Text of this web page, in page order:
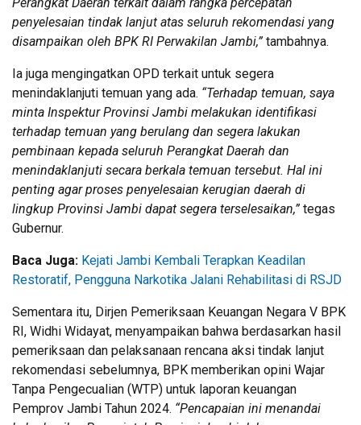
penyelesaian tindak lanjut atas seluruh rekomendasi yang
disampaikan oleh BPK RI Perwakilan Jambi,” tambahnya.
Ia juga mengingatkan OPD terkait untuk segera
menindaklanjuti temuan yang ada. “Terhadap temuan, saya
minta Inspektur Provinsi Jambi melakukan identifikasi
terhadap temuan yang berulang dan segera lakukan
pembinaan kepada seluruh Perangkat Daerah dan
menindaklanjuti secara berkala temuan tersebut. Hal ini
penting agar proses penyelesaian kerugian daerah di
lingkup Provinsi Jambi dapat segera terselesaikan,” tegas
Gubernur.
Baca Juga: Kejati Jambi Kembali Terapkan Keadilan
Restoratif, Pengguna Narkotika Jalani Rehabilitasi di RSJD
Sementara itu, Dirjen Pemeriksaan Keuangan Negara V BPK
RI, Widhi Widayat, menyampaikan bahwa berdasarkan hasil
pemeriksaan dan pelaksanaan rencana aksi tindak lanjut
rekomendasi sebelumnya, BPK memberikan opini Wajar
Tanpa Pengecualian (WTP) untuk laporan keuangan
Pemprov Jambi Tahun 2024. “Pencapaian ini menandai